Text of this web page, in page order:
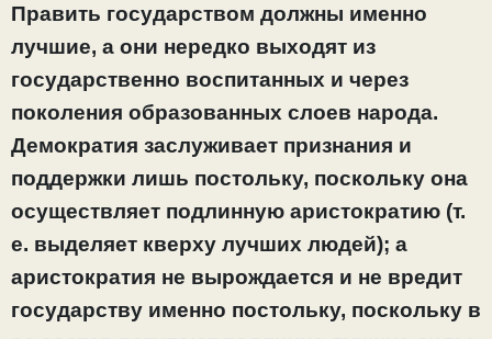
Править государством должны именно
лучшие, а они нередко выходят из
государственно воспитанных и через
поколения образованных слоев народа.
Демократия заслуживает признания и
поддержки лишь постольку, поскольку она
осуществляет подлинную аристократию (т.
е. выделяет кверху лучших людей); а
аристократия не вырождается и не вредит
государству именно постольку, поскольку в